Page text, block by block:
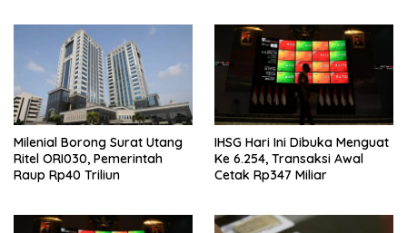
Milenial Borong Surat Utang
Ritel ORI030, Pemerintah
Raup Rp40 Triliun
IHSG Hari Ini Dibuka Menguat
Ke 6.254, Transaksi Awal
Cetak Rp347 Miliar